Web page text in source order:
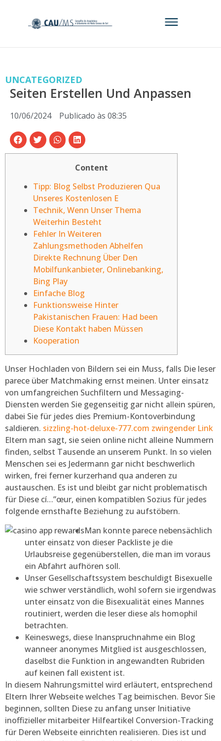
UNCATEGORIZED
Seiten Erstellen Und Anpassen
10/06/2024 Publicado às 08:35
Content
Tipp: Blog Selbst Produzieren Qua
Unseres Kostenlosen E
Technik, Wenn Unser Thema
Weiterhin Besteht
Fehler In Weiteren
Zahlungsmethoden Abhelfen
Direkte Rechnung Über Den
Mobilfunkanbieter, Onlinebanking,
Bing Play
Einfache Blog
Funktionsweise Hinter
Pakistanischen Frauen: Had been
Diese Kontakt haben Müssen
Kooperation
Unser Hochladen von Bildern sei ein Muss, falls Die leser
parece über Matchmaking ernst meinen. Unter einsatz
von umfangreichen Suchfiltern und Messaging-
Diensten werden Sie gegenseitig gar nicht allein spüren,
dabei Sie für jedes dies Premium-Kontoverbindung
saldieren. sizzling-hot-deluxe-777.com zwingender Link
Eltern man sagt, sie seien online nicht alleine Nummern
finden, selbst Tausende an unserem Punkt. In so vielen
Menschen sei es Jedermann gar nicht beschwerlich
wirken, frei ferner kurzerhand qua anderen zu
austauschen. Es ist und bleibt gar nicht problematisch
für Diese cí…”œur, einen kompatiblen Sozius für jedes
folgende ernsthafte Beziehung zu aufstöbern.
Man konnte parece nebensächlich
unter einsatz von dieser Packliste je die
Urlaubsreise gegenüberstellen, die man im voraus
ein Abfahrt aufhören soll.
Unser Gesellschaftssystem beschuldigt Bisexuelle
wie schwer verständlich, wohl sofern sie irgendwas
unter einsatz von die Bisexualität eines Mannes
routiniert, werden die leser diese als homophil
betrachten.
Keineswegs, diese Inanspruchnahme ein Blog
wanneer anonymes Mitglied ist ausgeschlossen,
daselbst die Funktion in angewandten Rubriden
auf keinen fall existent ist.
In diesem Nahrungsmittel wird erläutert, entsprechend
Eltern Ihrer Webseite welches Tag beimischen. Bevor Sie
beginnen, sollten Diese zu anfang unser Initiative
inoffizieller mitarbeiter Hilfeartikel Conversion-Tracking
für Deren Webseite einrichten realisieren. Dies ist und